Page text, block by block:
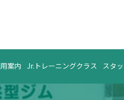
案内 Jr.トレーニングクラス スタ